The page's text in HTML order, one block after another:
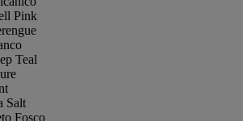
Pink
Teal
Salt
Fosco